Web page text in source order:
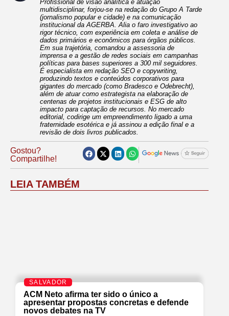
Profissional de visão analítica e atuação
multidisciplinar, forjou-se na redação do Grupo A Tarde
(jornalismo popular e cidade) e na comunicação
institucional da AGERBA. Alia o faro investigativo ao
rigor técnico, com experiência em coleta e análise de
dados primários e econômicos para órgãos públicos.
Em sua trajetória, comandou a assessoria de
imprensa e a gestão de redes sociais em campanhas
políticas para bases superiores a 300 mil seguidores.
É especialista em redação SEO e copywriting,
produzindo textos e conteúdos corporativos para
gigantes do mercado (como Bradesco e Odebrecht),
além de atuar como estrategista na elaboração de
centenas de projetos institucionais e ESG de alto
impacto para captação de recursos. No mercado
editorial, codirige um empreendimento ligado a uma
fraternidade esotérica e já assinou a edição final e a
revisão de dois livros publicados.
Gostou?
Compartilhe!
LEIA TAMBÉM
SALVADOR
ACM Neto afirma ter sido o único a
apresentar propostas concretas e defende
novos debates na TV